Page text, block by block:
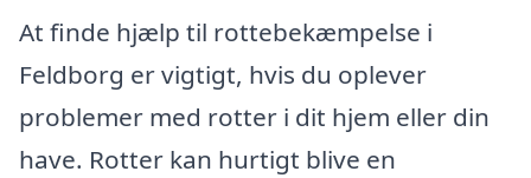
At finde hjælp til rottebekæmpelse i
Feldborg er vigtigt, hvis du oplever
problemer med rotter i dit hjem eller din
have. Rotter kan hurtigt blive en